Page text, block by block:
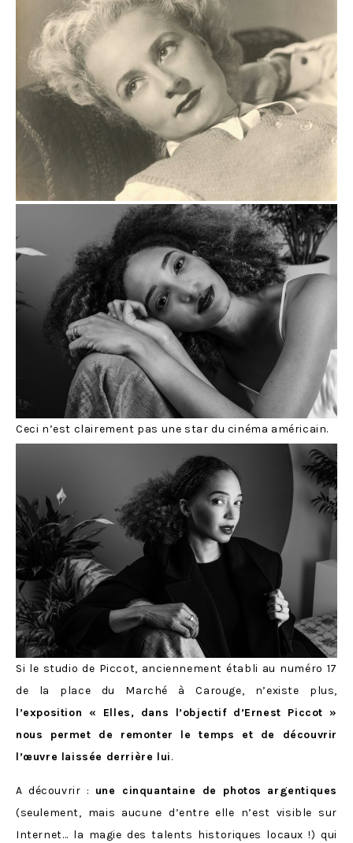
Ceci n’est clairement pas une star du cinéma américain.
Si le studio de Piccot, anciennement établi au numéro 17
de la place du Marché à Carouge, n’existe plus,
l’exposition « Elles, dans l’objectif d’Ernest Piccot »
nous permet de remonter le temps et de découvrir
l’œuvre laissée derrière lui.
A découvrir : une cinquantaine de photos argentiques
(seulement, mais aucune d’entre elle n’est visible sur
Internet… la magie des talents historiques locaux !) qui